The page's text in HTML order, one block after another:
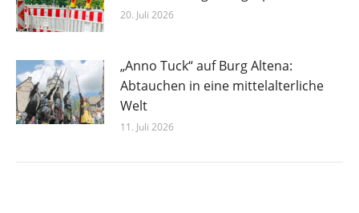
20. Juli 2026
„Anno Tuck“ auf Burg Altena:
Abtauchen in eine mittelalterliche
Welt
11. Juli 2026